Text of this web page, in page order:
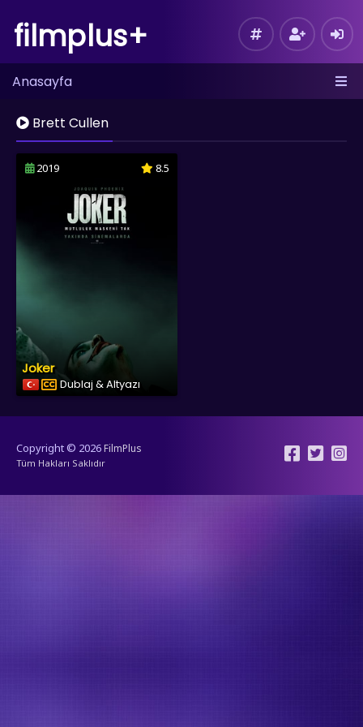
filmplus+
Anasayfa
Brett Cullen
2019 8.5
Joker
Dublaj & Altyazı
Copyright © 2026FilmPlus
Tüm Hakları Saklıdır